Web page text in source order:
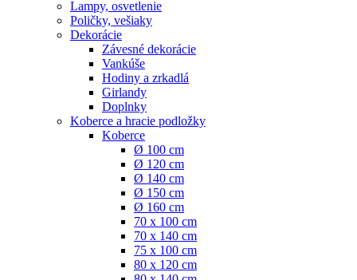
Lampy, osvetlenie
Poličky, vešiaky
Dekorácie
Závesné dekorácie
Vankúše
Hodiny a zrkadlá
Girlandy
Doplnky
Koberce a hracie podložky
Koberce
Ø 100 cm
Ø 120 cm
Ø 140 cm
Ø 150 cm
Ø 160 cm
70 x 100 cm
70 x 140 cm
75 x 100 cm
80 x 120 cm